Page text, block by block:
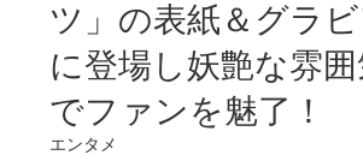
ツ」の表紙＆グラ
に登場し妖艶な雰囲
でファンを魅了！
エンタメ